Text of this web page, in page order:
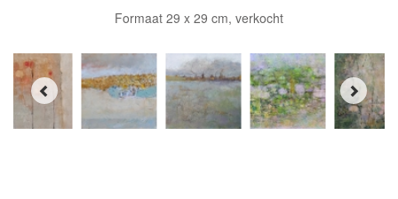
Formaat 29 x 29 cm, verkocht